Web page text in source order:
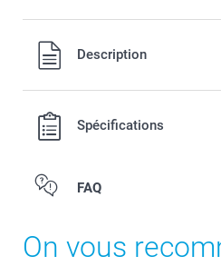
Tous les prix sont en EURO (€),
port.
Description
Spécifications
Plaque de maison
FAQ
On vous